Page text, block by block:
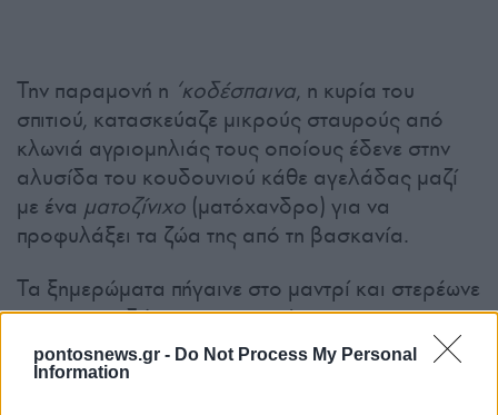
pontosnews.gr - Do Not Process My Personal
Information
Την παραμονή η ‘κοδέσπαινα, η κυρία του
σπιτιού, κατασκεύαζε μικρούς σταυρούς από
κλωνιά αγριομηλιάς τους οποίους έδενε στην
αλυσίδα του κουδουνιού κάθε αγελάδας μαζί
με ένα ματοζίνιχο (ματόχανδρο) για να
προφυλάξει τα ζώα της από τη βασκανία.
Τα ξημερώματα πήγαινε στο μαντρί και στερέωνε
τα σταυρουδάκια και τα ματόχαντρα στα
καπίστρια των θηλυκών αγελάδων και με ένα
κλαδί απόλεφτοκάρ’